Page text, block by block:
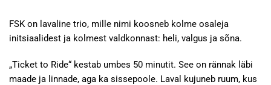
FSK on lavaline trio, mille nimi koosneb kolme osaleja
initsiaalidest ja kolmest valdkonnast: heli, valgus ja sõna.
„Ticket to Ride“ kestab umbes 50 minutit. See on rännak läbi
maade ja linnade, aga ka sissepoole. Laval kujuneb ruum, kus